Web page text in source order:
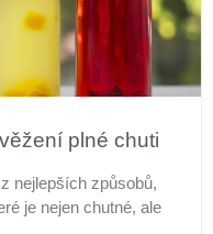
plné chuti
nejlepších způsobů,
je nejen chutné, ale